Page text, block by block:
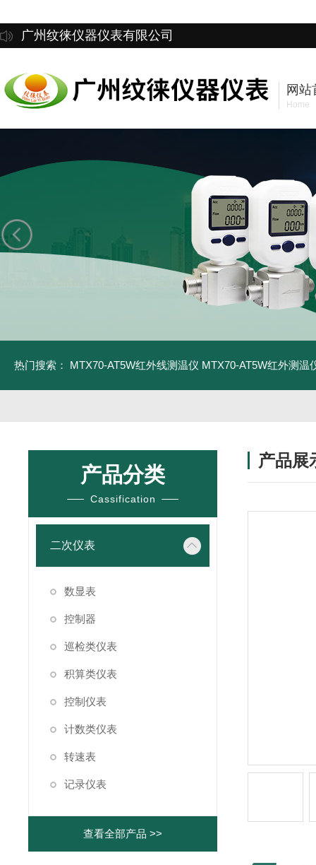
广州纹徕仪器仪表有限公司
网站
Home
热门搜索： MTX70-AT5W红外线测温仪 MTX70-AT5W红外测温
产品分类
Cassification
二次仪表
数显表
控制器
巡检类仪表
积算类仪表
控制仪表
计数类仪表
转速表
记录仪表
查看全部产品 >>
产品展